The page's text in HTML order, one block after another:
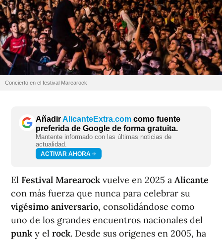
Concierto en el festival Marearock
AñadirAlicanteExtra.com como fuente
preferida de Google de forma gratuita.
Mantente informado con las últimas noticias de
actualidad.
ACTIVAR AHORA
El Festival Marearock vuelve en 2025 a Alicante
con más fuerza que nunca para celebrar su
vigésimo aniversario, consolidándose como
uno de los grandes encuentros nacionales del
punk y el rock. Desde sus orígenes en 2005, ha